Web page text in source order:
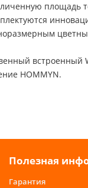
площадь
встроенный
HOMMYN.
Полезная
Гарантия